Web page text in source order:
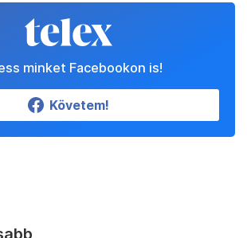
minket Facebookon is!
Követem!